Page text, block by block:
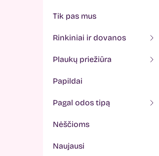
tik pas mus
rinkiniai ir dovanos
plaukų priežiūra
papildai
pagal odos tipą
nėščioms
naujausi